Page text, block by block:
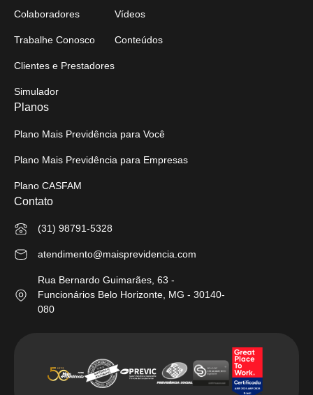
Colaboradores
Trabalhe Conosco
Clientes e Prestadores
Simulador
Vídeos
Conteúdos
Planos
Plano Mais Previdência para Você
Plano Mais Previdência para Empresas
Plano CASFAM
Contato
(31) 98791-5328
atendimento@maisprevidencia.com
Rua Bernardo Guimarães, 63 -
Funcionários Belo Horizonte, MG - 30140-
080